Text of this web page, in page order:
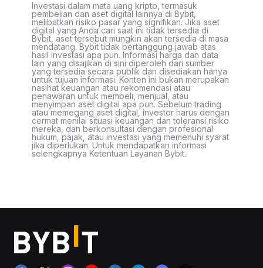
Investasi dalam mata uang kripto, termasuk
pembelian dan aset digital lainnya di Bybit,
melibatkan risiko pasar yang signifikan. Jika aset
digital yang Anda cari saat ini tidak tersedia di
Bybit, aset tersebut mungkin akan tersedia di masa
mendatang. Bybit tidak bertanggung jawab atas
hasil investasi apa pun. Informasi harga dan data
lain yang disajikan di sini diperoleh dari sumber
yang tersedia secara publik dan disediakan hanya
untuk tujuan informasi. Konten ini bukan merupakan
nasihat keuangan atau rekomendasi atau
penawaran untuk membeli, menjual, atau
menyimpan aset digital apa pun. Sebelum trading
atau memegang aset digital, investor harus dengan
cermat menilai situasi keuangan dan toleransi risiko
mereka, dan berkonsultasi dengan profesional
hukum, pajak, atau investasi yang memenuhi syarat
jika diperlukan. Untuk mendapatkan informasi
selengkapnya Ketentuan Layanan Bybit.